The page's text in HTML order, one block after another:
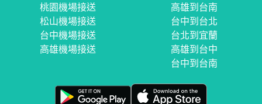
桃園機場接送
松山機場接送
台中機場接送
高雄機場接送
高雄到台南
台中到台北
台北到宜蘭
高雄到台中
台中到台南